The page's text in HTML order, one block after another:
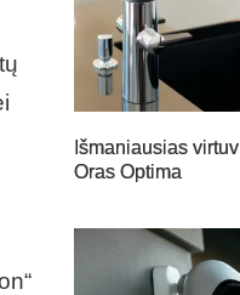
Išmaniausias
Oras Optima